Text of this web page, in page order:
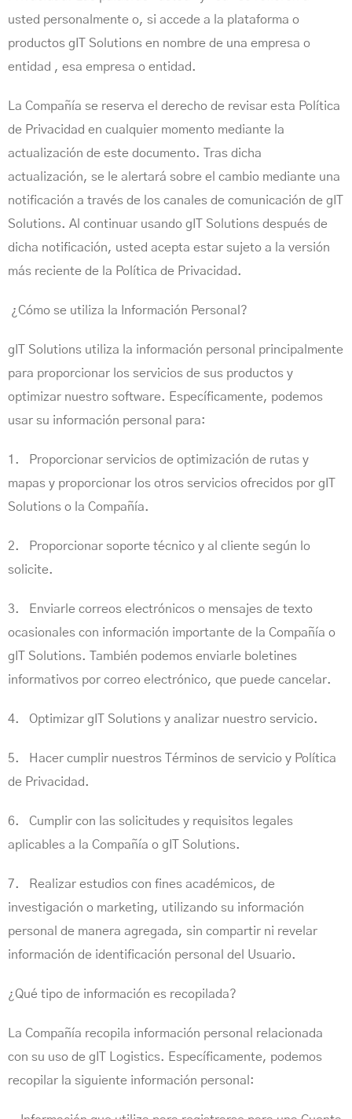
usted personalmente o, si accede a la plataforma o
productos gIT Solutions en nombre de una empresa o
entidad , esa empresa o entidad.
La Compañía se reserva el derecho de revisar esta Política
de Privacidad en cualquier momento mediante la
actualización de este documento. Tras dicha
actualización, se le alertará sobre el cambio mediante una
notificación a través de los canales de comunicación de gIT
Solutions. Al continuar usando gIT Solutions después de
dicha notificación, usted acepta estar sujeto a la versión
más reciente de la Política de Privacidad.
¿Cómo se utiliza la Información Personal?
gIT Solutions utiliza la información personal principalmente
para proporcionar los servicios de sus productos y
optimizar nuestro software. Específicamente, podemos
usar su información personal para:
1. Proporcionar servicios de optimización de rutas y
mapas y proporcionar los otros servicios ofrecidos por gIT
Solutions o la Compañía.
2. Proporcionar soporte técnico y al cliente según lo
solicite.
3. Enviarle correos electrónicos o mensajes de texto
ocasionales con información importante de la Compañía o
gIT Solutions. También podemos enviarle boletines
informativos por correo electrónico, que puede cancelar.
4. Optimizar gIT Solutions y analizar nuestro servicio.
5. Hacer cumplir nuestros Términos de servicio y Política
de Privacidad.
6. Cumplir con las solicitudes y requisitos legales
aplicables a la Compañía o gIT Solutions.
7. Realizar estudios con fines académicos, de
investigación o marketing, utilizando su información
personal de manera agregada, sin compartir ni revelar
información de identificación personal del Usuario.
¿Qué tipo de información es recopilada?
La Compañía recopila información personal relacionada
con su uso de gIT Logistics. Específicamente, podemos
recopilar la siguiente información personal: